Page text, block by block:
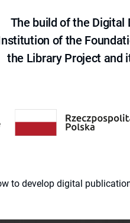
The build of the Digital
of the
the Library Project and
to develop digital